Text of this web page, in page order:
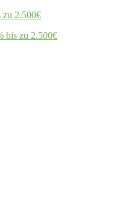
zu 2.500€
bis zu 2.500€